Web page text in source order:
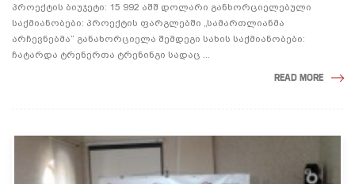
პროექტის ბიუჯეტი: 15 992 აშშ დოლარი განხორციელებული
საქმიანობები: პროექტის ფარგლებში „სამართლიანმა
არჩევნებმა“ განახორციელა შემდეგი სახის საქმიანობები:
ჩატარდა ტრენერთა ტრენინგი სადაც ...
READ MORE